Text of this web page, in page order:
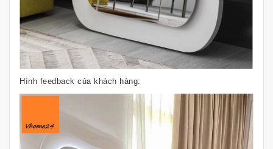
Hình feedback của khách hàng: